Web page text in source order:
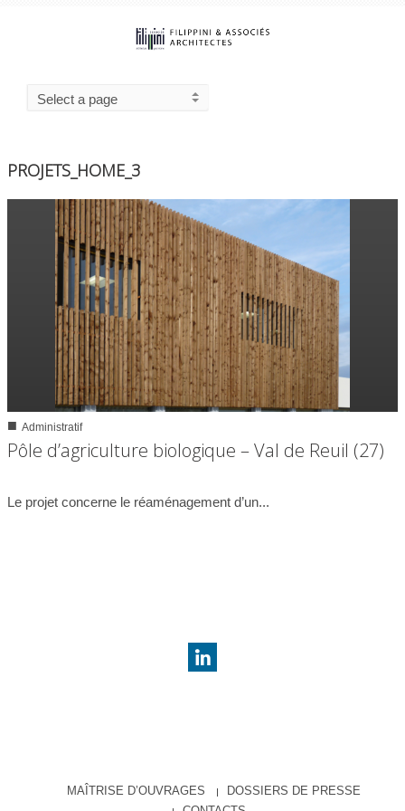
PROJETS_HOME_3
■ Administratif
Pôle d’agriculture biologique – Val de Reuil (27)
Le projet concerne le réaménagement d’un...
MAÎTRISE D’OUVRAGES
DOSSIERS DE PRESSE